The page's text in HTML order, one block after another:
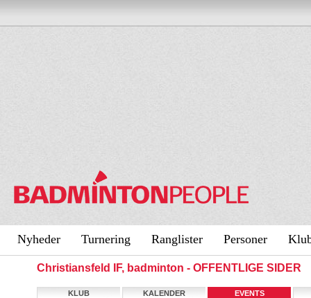
Nyheder Turnering Ranglister Personer
Christiansfeld IF, badminton - OFFENTLIGE SIDER
KLUB KALENDER
EVENTS